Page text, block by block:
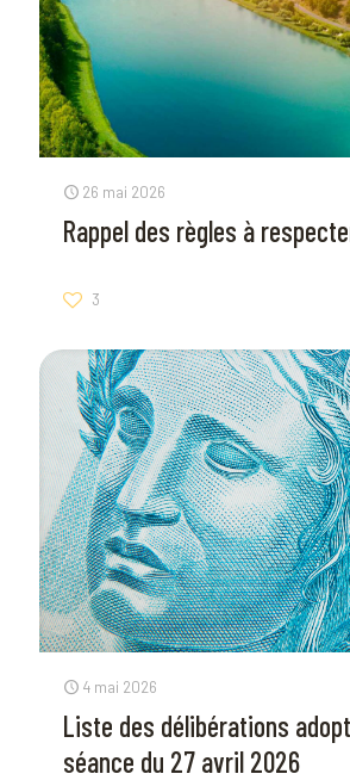
26 mai 2026
Rappel des règles à
3
4 mai 2026
Liste des délibérations
séance du 27 avril 2026